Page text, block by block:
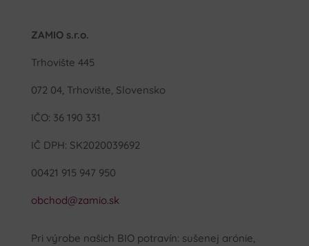
ZAMIO s.r.o.
Trhovište 445
072 04, Trhovište, Slovensko
IČO: 36 190 331
IČ DPH: SK2020039692
00421 915 947 950
obchod@zamio.sk
Pri výrobe našich BIO potravín: sušenej arónie,